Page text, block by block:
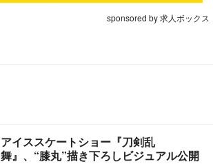
sponsored by 求人ボックス
アイススケートショー『刀剣乱
舞』、“膝丸”描き下ろしビジュアル公開